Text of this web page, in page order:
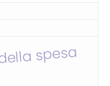
spesa